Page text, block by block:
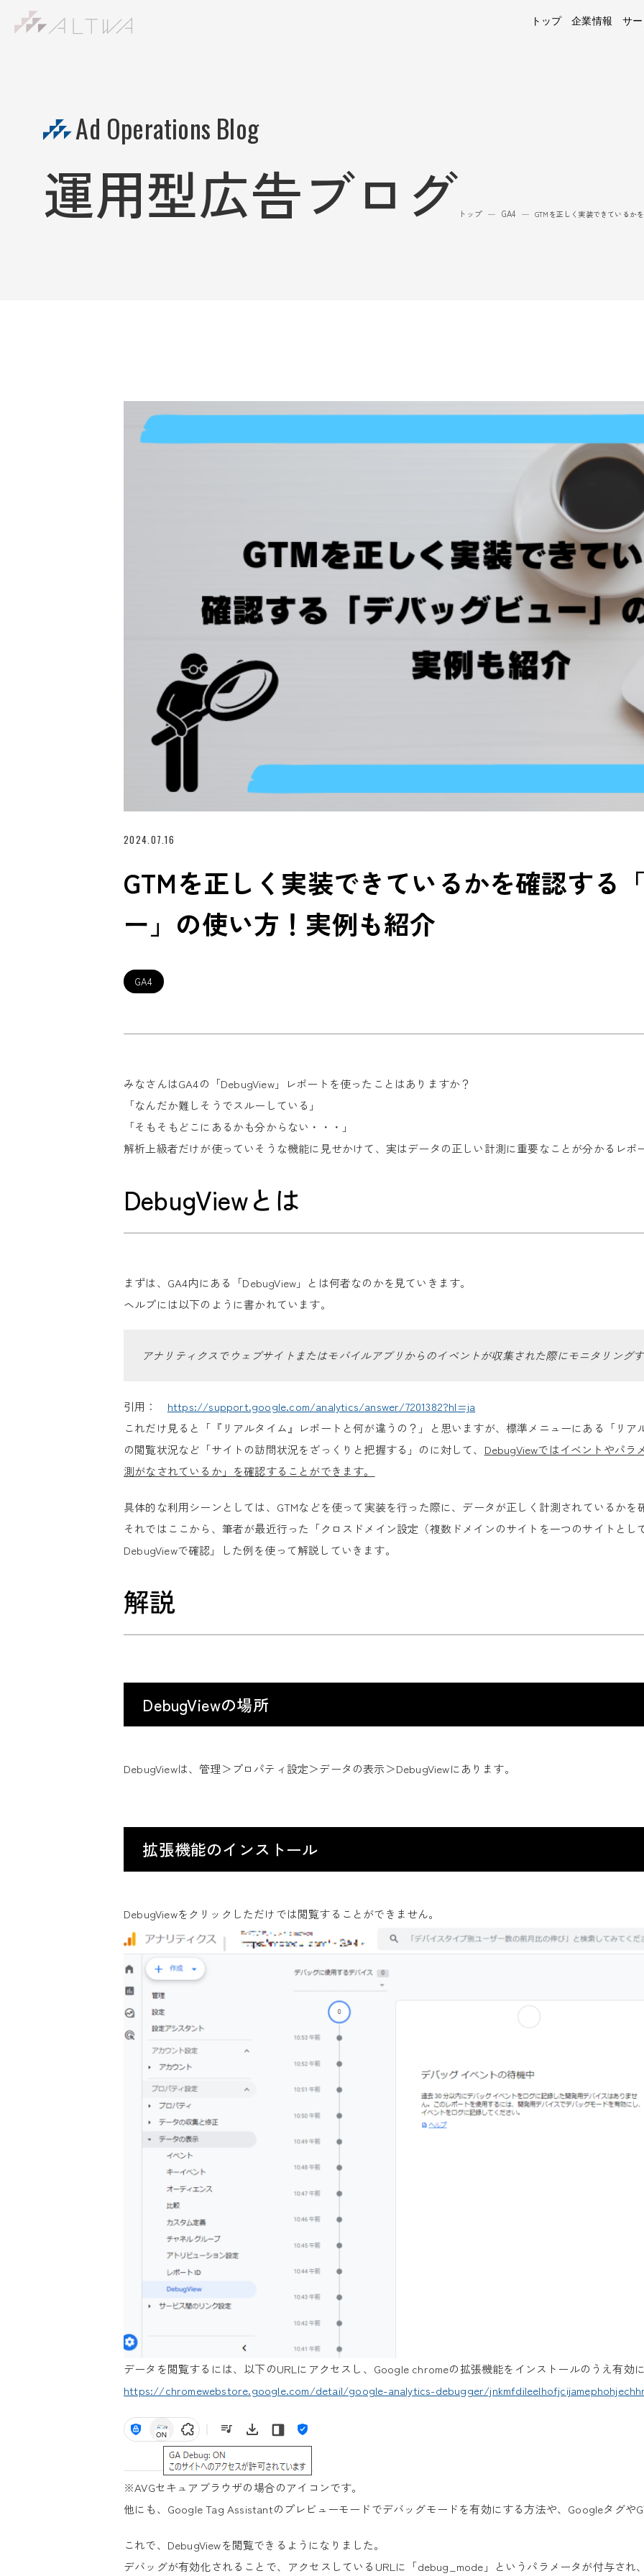
トップ 企業情報 サ
Ad Operations Blog
運用型広告ブログ トップ — GA4 — GTMを正しく実装できているか
2024.07.16
GTMを正しく実装できているかを確認する
ー」の使い方！実例も紹介
GA4
みなさんはGA4の「DebugView」レポートを使ったことはありますか？
「なんだか難しそうでスルーしている」
「そもそもどこにあるかも分からない・・・」
解析上級者だけが使っていそうな機能に見せかけて、実はデータの正しい計測に重要なことが分かるレポ
DebugViewとは
まずは、GA4内にある「DebugView」とは何者なのかを見ていきます。
ヘルプには以下のように書かれています。
アナリティクスでウェブサイトまたはモバイルアプリからのイベントが収集された際にモニタリング
引用： https://support.google.com/analytics/answer/7201382?hl=ja
これだけ見ると「『リアルタイム』レポートと何が違うの？」と思いますが、標準メニューにある「リア
の閲覧状況など「サイトの訪問状況をざっくりと把握する」のに対して、 DebugViewではイベントやパラ
測がなされているか」を確認することができます。
具体的な利用シーンとしては、GTMなどを使って実装を行った際に、データが正しく計測されているかを
それではここから、筆者が最近行った「クロスドメイン設定（複数ドメインのサイトを一つのサイトとし
DebugViewで確認」した例を使って解説していきます。
解説
DebugViewの場所
DebugViewは、管理＞プロパティ設定＞データの表示＞DebugViewにあります。
拡張機能のインストール
DebugViewをクリックしただけでは閲覧することができません。
データを閲覧するには、以下のURLにアクセスし、Google chromeの拡張機能をインストールのうえ有効に
https://chromewebstore.google.com/detail/google-analytics-debugger/
※AVGセキュアブラウザの場合のアイコンです。
他にも、Google Tag Assistantのプレビューモードでデバッグモードを有効にする方法や、Googleタグや
これで、DebugViewを閲覧できるようになりました。
デバッグが有効化されることで、アクセスしているURLに「debug_mode」というパラメータが付与され